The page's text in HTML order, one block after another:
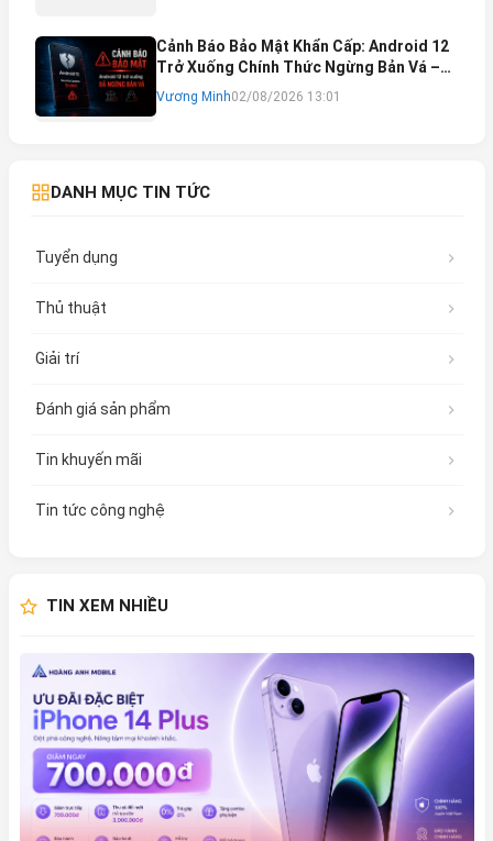
Cảnh Báo Bảo Mật Khẩn Cấp: Android 12
Trở Xuống Chính Thức Ngừng Bản Vá –
Rủi Ro Mất Tài Khoản Ngân Hàng & Cách
Khắc Phục
Vương Minh02/08/2026 13:01
DANH MỤC TIN TỨC
Tuyển dụng
Thủ thuật
Giải trí
Đánh giá sản phẩm
Tin khuyến mãi
Tin tức công nghệ
TIN XEM NHIỀU